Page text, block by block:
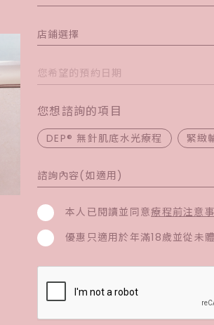
店鋪選擇
您想諮詢的項目
DEP® 無針肌底水光療程 緊緻
本人已閱讀並同意療程前注意
優惠只適用於年滿18歲並從未